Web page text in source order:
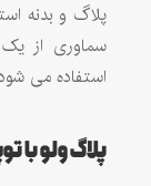
پلاگ و بدنه
سماوری از یک
استفاده می
پلاگ ولو